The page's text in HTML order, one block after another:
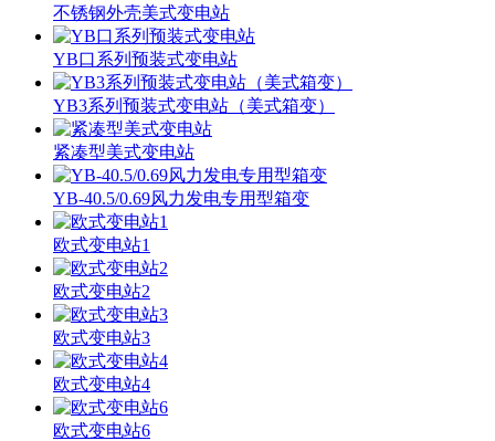
不锈钢外壳美式变电站
YB口系列预装式变电站
YB3系列预装式变电站（美式箱变）
紧凑型美式变电站
YB-40.5/0.69风力发电专用型箱变
欧式变电站1
欧式变电站2
欧式变电站3
欧式变电站4
欧式变电站6